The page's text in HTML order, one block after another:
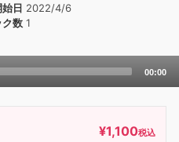
日 2022/4/6
ク数 1
00:00
¥1,100税込